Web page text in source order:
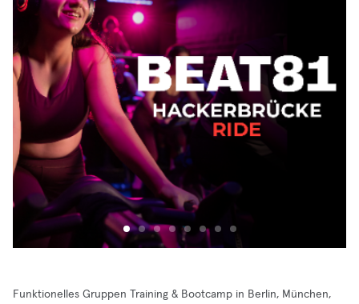
Funktionelles Gruppen Training & Bootcamp in Berlin, München,